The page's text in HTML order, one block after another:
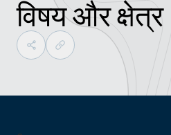
विषय और क्षेत्र